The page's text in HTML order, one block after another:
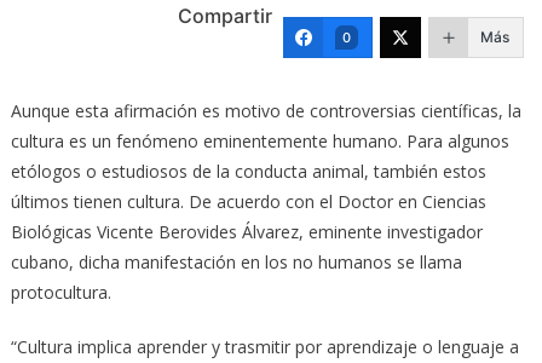
Compartir
0 Más
Aunque esta afirmación es motivo de controversias científicas, la
cultura es un fenómeno eminentemente humano. Para algunos
etólogos o estudiosos de la conducta animal, también estos
últimos tienen cultura. De acuerdo con el Doctor en Ciencias
Biológicas Vicente Berovides Álvarez, eminente investigador
cubano, dicha manifestación en los no humanos se llama
protocultura.
“Cultura implica aprender y trasmitir por aprendizaje o lenguaje a